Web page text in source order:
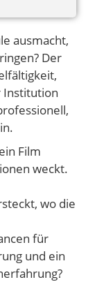
ausmacht,
Der
Institution
Film
weckt.
wo die
für
und ein